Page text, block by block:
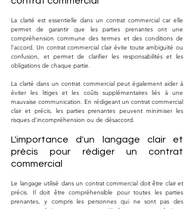
La clarté est essentielle dans un contrat commercial car elle
permet de garantir que les parties prenantes ont une
compréhension commune des termes et des conditions de
l'accord. Un contrat commercial clair évite toute ambiguïté ou
confusion, et permet de clarifier les responsabilités et les
obligations de chaque partie.
La clarté dans un contrat commercial peut également aider à
éviter les litiges et les coûts supplémentaires liés à une
mauvaise communication. En rédigeant un contrat commercial
clair et précis, les parties prenantes peuvent minimiser les
risques d'incompréhension ou de désaccord.
L'importance d'un langage clair et
précis pour rédiger un contrat
commercial
Le langage utilisé dans un contrat commercial doit être clair et
précis. Il doit être compréhensible pour toutes les parties
prenantes, y compris les personnes qui ne sont pas des